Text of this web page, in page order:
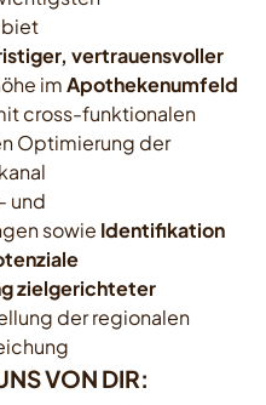
vertrauensvoller
imApothekenumfeld
cross-funktionalen
Optimierung der
und
sowie Identifikation
zielgerichteter
der regionalen
VON DIR: